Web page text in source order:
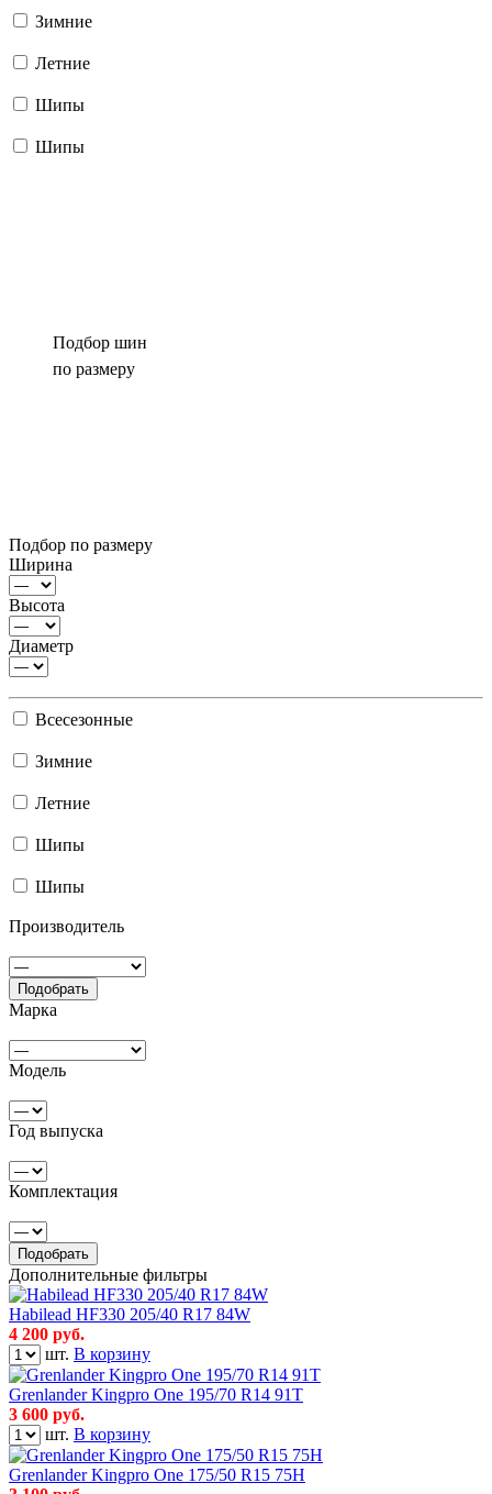
Зимние
Летние
Шипы
Шипы
Подбор шин
по размеру
Подбор по размеру
Ширина
Высота
Диаметр
Всесезонные
Зимние
Летние
Шипы
Шипы
Производитель
Подобрать
Марка
Модель
Год выпуска
Комплектация
Подобрать
Дополнительные фильтры
Habilead HF330 205/40 R17 84W
4 200 руб.
шт. В корзину
Grenlander Kingpro One 195/70 R14 91T
3 600 руб.
шт. В корзину
Grenlander Kingpro One 175/50 R15 75H